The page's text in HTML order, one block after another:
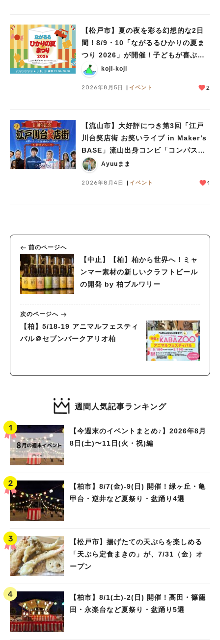
【松戸市】夏の夜を彩る幻想的な2日
間！8/9・10「ながるるひかりの夏ま
つり 2026」が開催！子どもが喜ぶワ
ークショップや限定ヒーローショーも
koji-koji
2026年8月5日 イベント 2
【流山市】大好評につき第3回「江戸
川台笑店街 お笑いライブ in Maker’s
BASE」流山出身コンビ「コンパス」
も登場！8/23（日）
Ayuuまま
2026年8月4日 イベント 1
前のページへ
【中止】【柏】柏から世界へ！ミャ
ンマー素材の新しいクラフトビール
の開発 by 柏ブルワリー
次のページへ
【柏】5/18-19 アニマルフェスティ
バル＠セブンパークアリオ柏
週間人気記事ランキング
【今週末のイベントまとめ♪】2026年8月
8日(土)〜11日(火・祝)編
【柏市】8/7(金)‐9(日) 開催！緑ヶ丘・亀
甲台・逆井など夏祭り・盆踊り4選
【松戸市】揚げたての天ぷらを楽しめる
「天ぷら定食まきの」が、7/31（金）オ
ープン
【柏市】8/1(土)‐2(日) 開催！高田・篠籠
田・永楽台など夏祭り・盆踊り5選